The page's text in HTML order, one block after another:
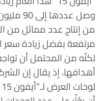
وصل
من إنتاج عدد مماثل من
مرتفعة بفضل زيادة سعر
لكنّه من المحتمل أن
أهدافها، إذ يقال إن